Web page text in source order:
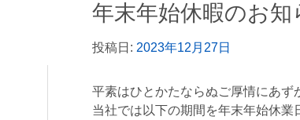
年末年始休暇のお知
投稿日: 2023年12月27日
平素はひとかたならぬご厚情にあず
当社では以下の期間を年末年始休業